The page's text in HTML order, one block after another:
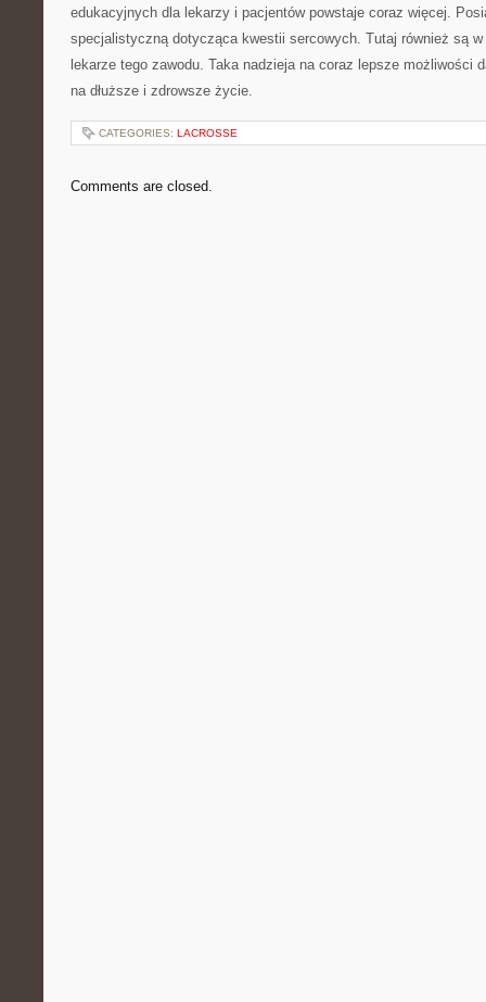
edukacyjnych dla lekarzy i pacjentów powstaje coraz więcej.
specjalistyczną dotycząca kwestii sercowych. Tutaj również są
lekarze tego zawodu. Taka nadzieja na coraz lepsze możliwości
na dłuższe i zdrowsze życie.
CATEGORIES: LACROSSE
Comments are closed.